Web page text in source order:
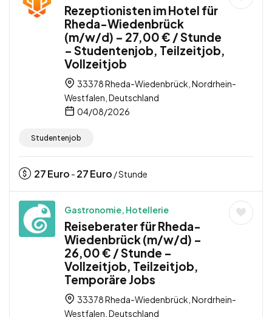
Rezeptionisten im Hotel für
Rheda-Wiedenbrück
(m/w/d) – 27,00 € / Stunde
– Studentenjob, Teilzeitjob,
Vollzeitjob
33378 Rheda-Wiedenbrück, Nordrhein-
Westfalen, Deutschland
04/08/2026
Studentenjob
27Euro - 27Euro / Stunde
Gastronomie, Hotellerie
Reiseberater für Rheda-
Wiedenbrück (m/w/d) –
26,00 € / Stunde –
Vollzeitjob, Teilzeitjob,
Temporäre Jobs
33378 Rheda-Wiedenbrück, Nordrhein-
Westfalen, Deutschland